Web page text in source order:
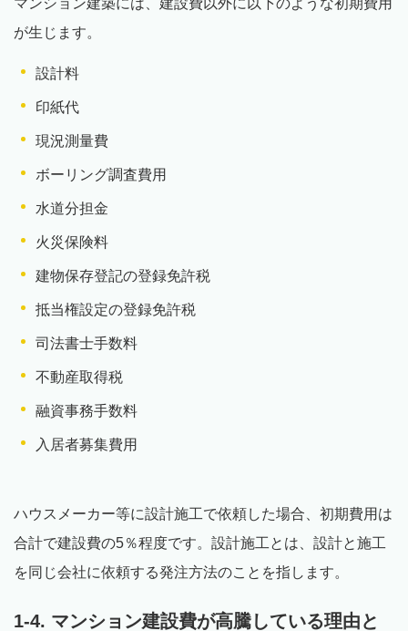
が生じます。
設計料
印紙代
現況測量費
ボーリング調査費用
水道分担金
火災保険料
建物保存登記の登録免許税
抵当権設定の登録免許税
司法書士手数料
不動産取得税
融資事務手数料
入居者募集費用
ハウスメーカー等に設計施工で依頼した場合、初期費用は
合計で建設費の5％程度です。設計施工とは、設計と施工
を同じ会社に依頼する発注方法のことを指します。
1-4. マンション建設費が高騰している理由と